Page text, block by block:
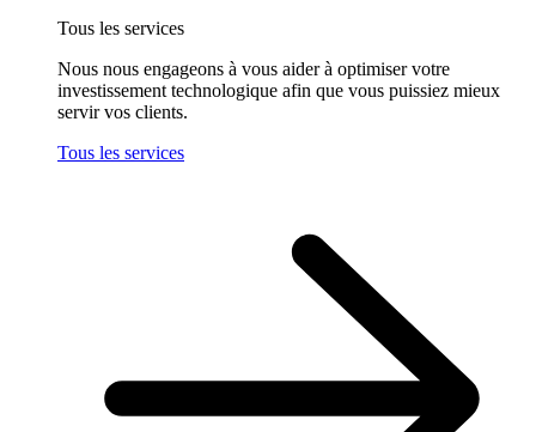
Tous les services
Nous nous engageons à vous aider à optimiser votre
investissement technologique afin que vous puissiez mieux
servir vos clients.
Tous les services